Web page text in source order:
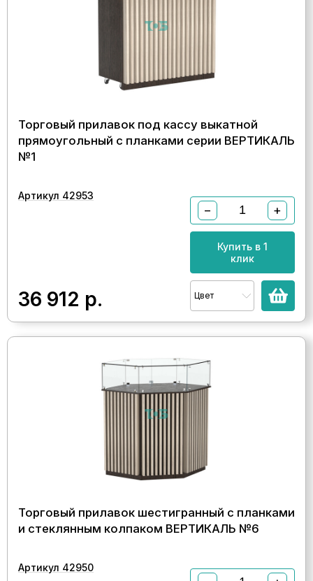
Торговый прилавок под кассу выкатной
прямоугольный с планками серии ВЕРТИКАЛЬ
№1
Артикул 42953
36 912 р.
− +
Купить в 1
клик
Цвет
Торговый прилавок шестигранный с планками
и стеклянным колпаком ВЕРТИКАЛЬ №6
Артикул 42950